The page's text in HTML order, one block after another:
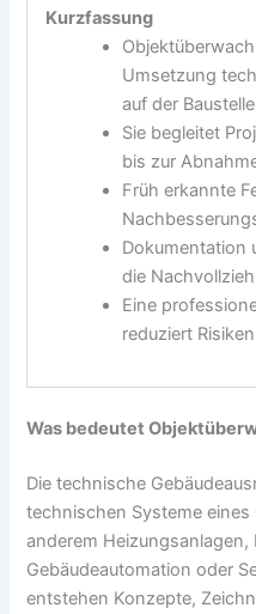
Kurzfassung
Umsetzung
auf der
Sie begleitet
bis zur
Früh erkannte
Dokumentation
die
Eine
reduziert
Was bedeutet
Die technische
technischen Systeme eines
anderem
Gebäudeautomation oder
entstehen Konzepte,